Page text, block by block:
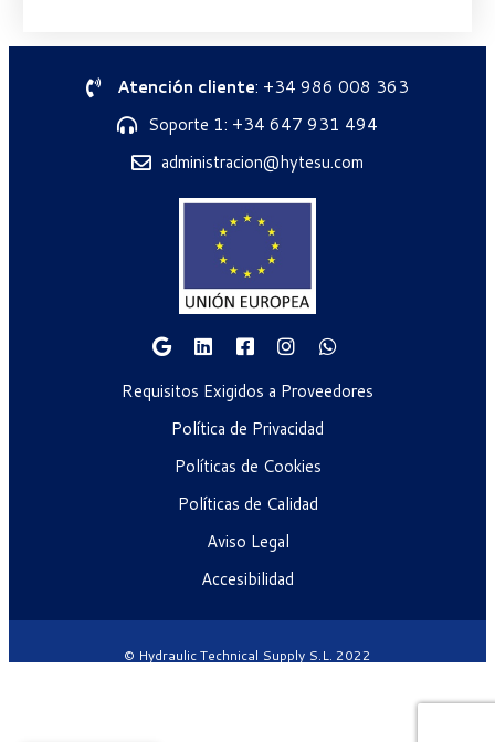
Atención cliente: +34 986 008 363
Soporte 1: +34 647 931 494
administracion@hytesu.com
Requisitos Exigidos a Proveedores
Política de Privacidad
Políticas de Cookies
Políticas de Calidad
Aviso Legal
Accesibilidad
© Hydraulic Technical Supply S.L. 2022